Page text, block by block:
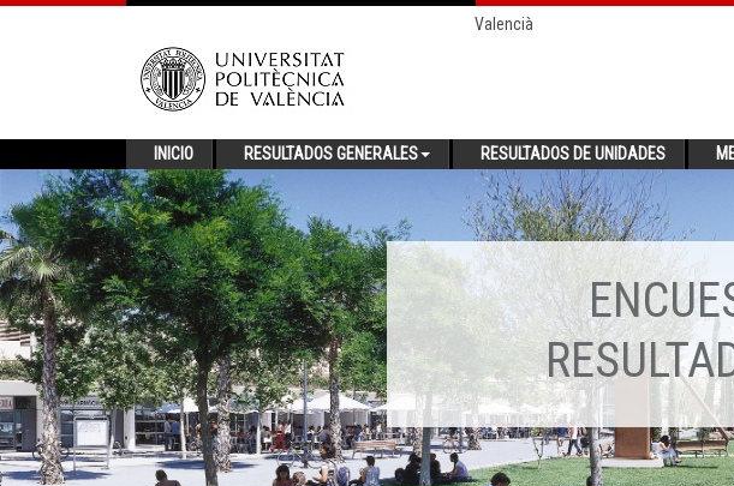
Valencià
INICIO RESULTADOS GENERALES RESULTADOS DE UNIDADES